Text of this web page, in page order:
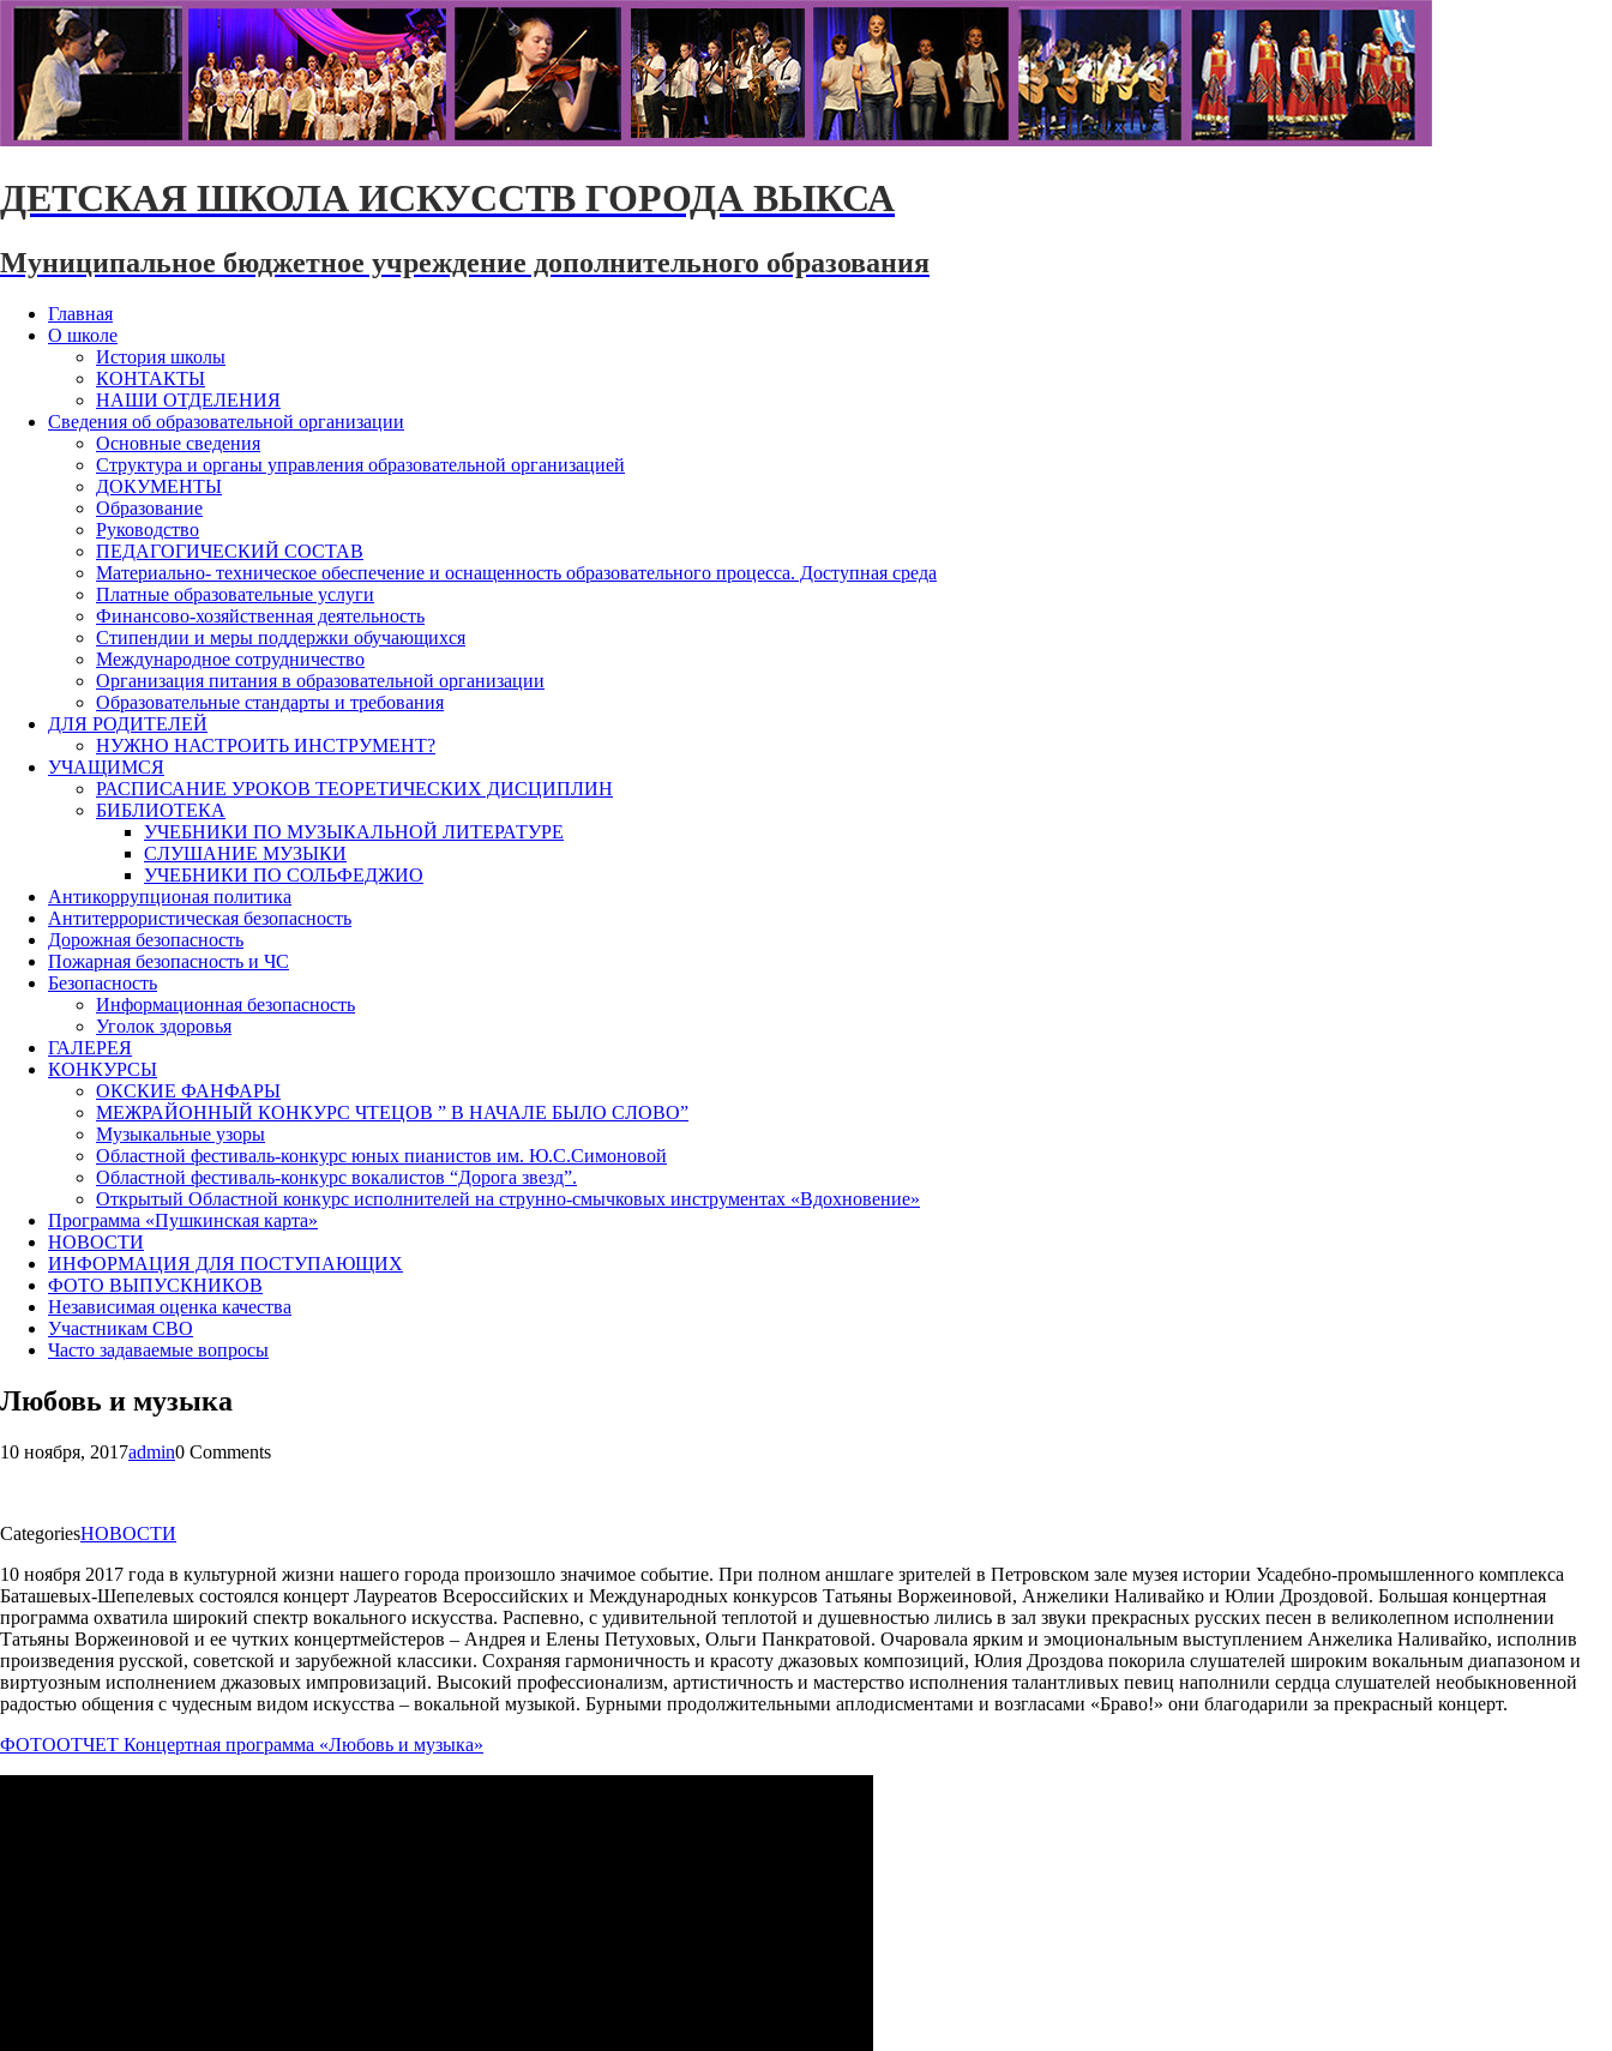
ДЕТСКАЯ ШКОЛА ИСКУССТВ ГОРОДА ВЫКСА
Муниципальное бюджетное учреждение дополнительного образования
Главная
О школе
История школы
КОНТАКТЫ
НАШИ ОТДЕЛЕНИЯ
Сведения об образовательной организации
Основные сведения
Структура и органы управления образовательной организацией
ДОКУМЕНТЫ
Образование
Руководство
ПЕДАГОГИЧЕСКИЙ СОСТАВ
Материально- техническое обеспечение и оснащенность образовательного процесса. Доступная среда
Платные образовательные услуги
Финансово-хозяйственная деятельность
Стипендии и меры поддержки обучающихся
Международное сотрудничество
Организация питания в образовательной организации
Образовательные стандарты и требования
ДЛЯ РОДИТЕЛЕЙ
НУЖНО НАСТРОИТЬ ИНСТРУМЕНТ?
УЧАЩИМСЯ
РАСПИСАНИЕ УРОКОВ ТЕОРЕТИЧЕСКИХ ДИСЦИПЛИН
БИБЛИОТЕКА
УЧЕБНИКИ ПО МУЗЫКАЛЬНОЙ ЛИТЕРАТУРЕ
СЛУШАНИЕ МУЗЫКИ
УЧЕБНИКИ ПО СОЛЬФЕДЖИО
Антикоррупционая политика
Антитеррористическая безопасность
Дорожная безопасность
Пожарная безопасность и ЧС
Безопасность
Информационная безопасность
Уголок здоровья
ГАЛЕРЕЯ
КОНКУРСЫ
ОКСКИЕ ФАНФАРЫ
МЕЖРАЙОННЫЙ КОНКУРС ЧТЕЦОВ ” В НАЧАЛЕ БЫЛО СЛОВО”
Музыкальные узоры
Областной фестиваль-конкурс юных пианистов им. Ю.С.Симоновой
Областной фестиваль-конкурс вокалистов “Дорога звезд”.
Открытый Областной конкурс исполнителей на струнно-смычковых инструментах «Вдохновение»
Программа «Пушкинская карта»
НОВОСТИ
ИНФОРМАЦИЯ ДЛЯ ПОСТУПАЮЩИХ
ФОТО ВЫПУСКНИКОВ
Независимая оценка качества
Участникам СВО
Часто задаваемые вопросы
Любовь и музыка
10 ноября, 2017admin0 Comments
CategoriesНОВОСТИ
10 ноября 2017 года в культурной жизни нашего города произошло значимое событие. При полном аншлаге зрителей в Петровском зале музея истории Усадебно-промышленного комплекса
Баташевых-Шепелевых состоялся концерт Лауреатов Всероссийских и Международных конкурсов Татьяны Воржеиновой, Анжелики Наливайко и Юлии Дроздовой. Большая концертная
программа охватила широкий спектр вокального искусства. Распевно, с удивительной теплотой и душевностью лились в зал звуки прекрасных русских песен в великолепном исполнении
Татьяны Воржеиновой и ее чутких концертмейстеров – Андрея и Елены Петуховых, Ольги Панкратовой. Очаровала ярким и эмоциональным выступлением Анжелика Наливайко, исполнив
произведения русской, советской и зарубежной классики. Сохраняя гармоничность и красоту джазовых композиций, Юлия Дроздова покорила слушателей широким вокальным диапазоном и
виртуозным исполнением джазовых импровизаций. Высокий профессионализм, артистичность и мастерство исполнения талантливых певиц наполнили сердца слушателей необыкновенной
радостью общения с чудесным видом искусства – вокальной музыкой. Бурными продолжительными аплодисментами и возгласами «Браво!» они благодарили за прекрасный концерт.
ФОТООТЧЕТ Концертная программа «Любовь и музыка»